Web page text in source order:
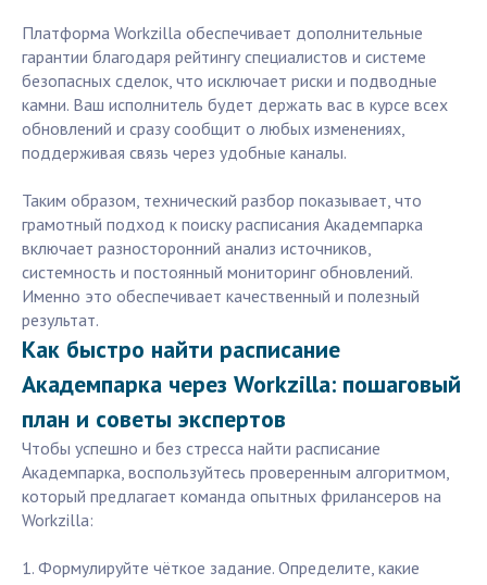
Платформа Workzilla обеспечивает дополнительные
гарантии благодаря рейтингу специалистов и системе
безопасных сделок, что исключает риски и подводные
камни. Ваш исполнитель будет держать вас в курсе всех
обновлений и сразу сообщит о любых изменениях,
поддерживая связь через удобные каналы.
Таким образом, технический разбор показывает, что
грамотный подход к поиску расписания Академпарка
включает разносторонний анализ источников,
системность и постоянный мониторинг обновлений.
Именно это обеспечивает качественный и полезный
результат.
Как быстро найти расписание
Академпарка через Workzilla: пошаговый
план и советы экспертов
Чтобы успешно и без стресса найти расписание
Академпарка, воспользуйтесь проверенным алгоритмом,
который предлагает команда опытных фрилансеров на
Workzilla:
1. Формулируйте чёткое задание. Определите, какие